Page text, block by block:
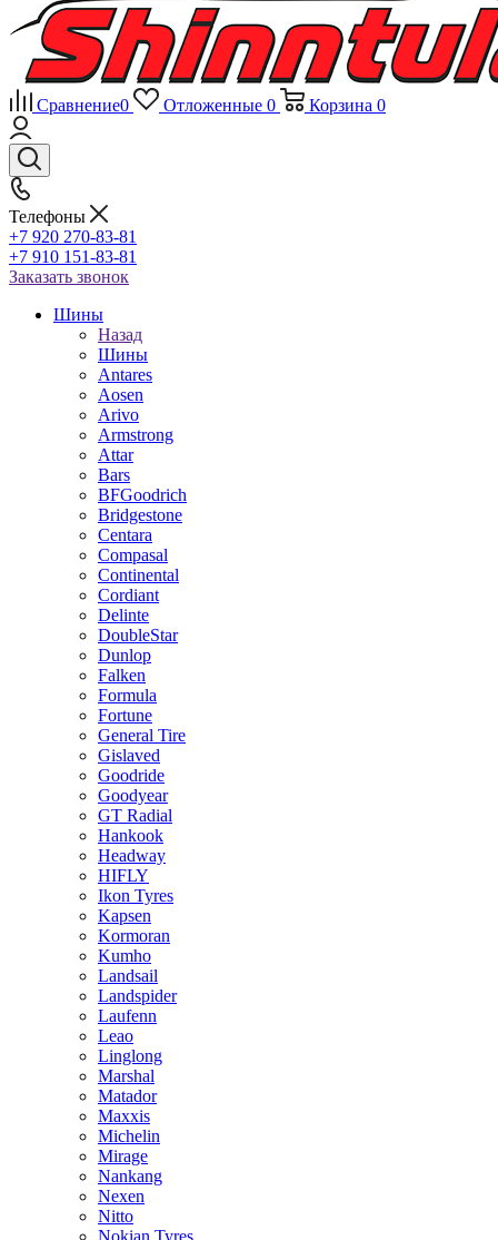
Сравнение0 Отложенные 0 Корзина 0
Телефоны
+7 920 270-83-81
+7 910 151-83-81
Заказать звонок
Шины
Назад
Шины
Antares
Aosen
Arivo
Armstrong
Attar
Bars
BFGoodrich
Bridgestone
Centara
Compasal
Continental
Cordiant
Delinte
DoubleStar
Dunlop
Falken
Formula
Fortune
General Tire
Gislaved
Goodride
Goodyear
GT Radial
Hankook
Headway
HIFLY
Ikon Tyres
Kapsen
Kormoran
Kumho
Landsail
Landspider
Laufenn
Leao
Linglong
Marshal
Matador
Maxxis
Michelin
Mirage
Nankang
Nexen
Nitto
Nokian Tyres